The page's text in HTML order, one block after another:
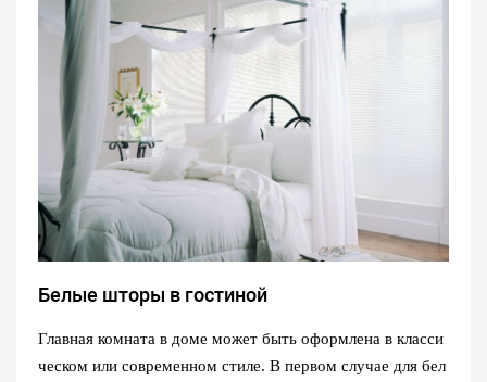
Белые шторы в гостиной
Главная комната в доме может быть оформлена в класси
ческом или современном стиле. В первом случае для бел